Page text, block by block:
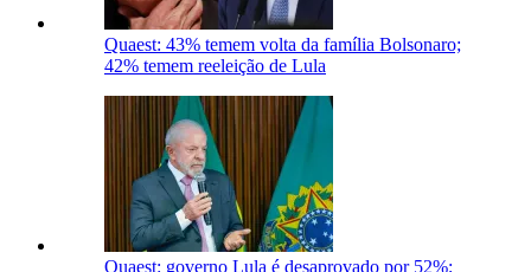
Quaest: 43% temem volta da família Bolsonaro;
42% temem reeleição de Lula
Quaest: governo Lula é desaprovado por 52%;